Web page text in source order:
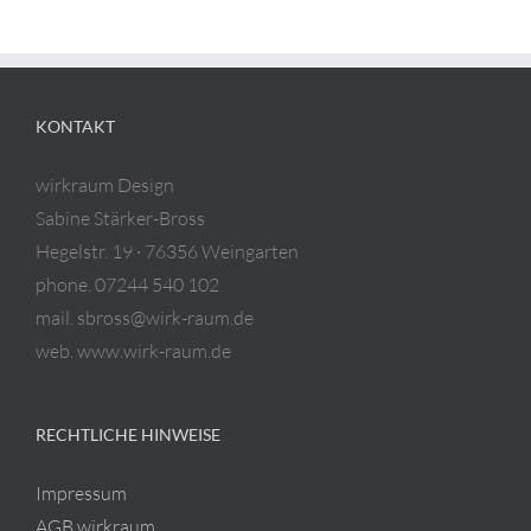
KONTAKT
wirkraum Design
Sabine Stärker-Bross
Hegelstr. 19 · 76356 Weingarten
phone. 07244 540 102
mail. sbross@wirk-raum.de
web. www.wirk-raum.de
RECHTLICHE HINWEISE
Impressum
AGB wirkraum